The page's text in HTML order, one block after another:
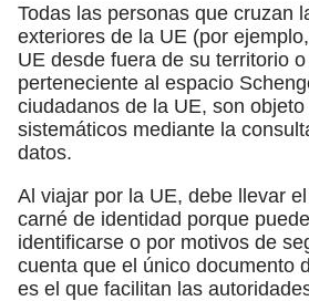
Todas las personas que cruzan
exteriores de la UE (por
UE desde fuera de su territorio
perteneciente al espacio
ciudadanos de la UE, son
sistemáticos mediante la
datos.
Al viajar por la UE, debe llevar
carné de identidad porque
identificarse o por motivos de
cuenta que el único documento
es el que facilitan las